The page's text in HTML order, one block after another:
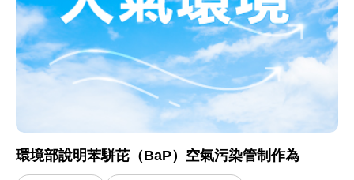
環境部說明苯駢芘（BaP）空氣污染管制作為